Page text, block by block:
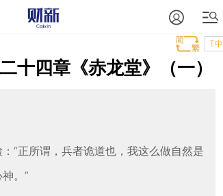
T中
十四章《赤龙堂》（一）
“正所谓，兵者诡道也，我这么做自然是
。”